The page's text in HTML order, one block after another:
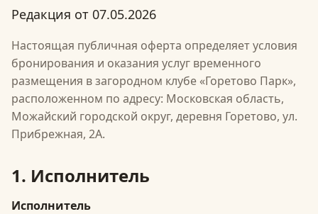
Редакция от 07.05.2026
Настоящая публичная оферта определяет условия
бронирования и оказания услуг временного
размещения в загородном клубе «Горетово Парк»,
расположенном по адресу: Московская область,
Можайский городской округ, деревня Горетово, ул.
Прибрежная, 2А.
1. Исполнитель
Исполнитель